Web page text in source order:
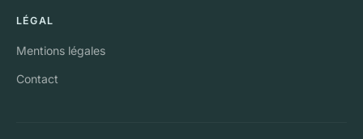
LÉGAL
Mentions légales
Contact